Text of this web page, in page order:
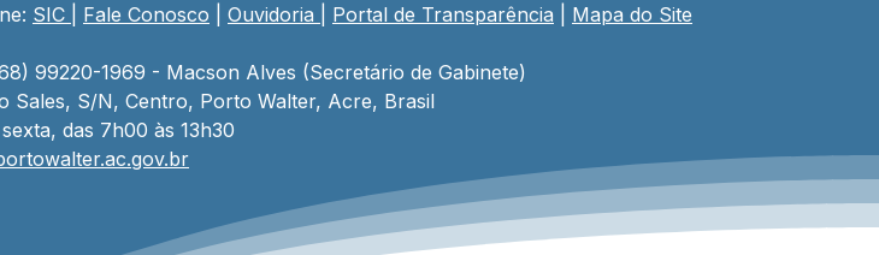
SIC Fale Conosco Ouvidoria Portal de Transparência Mapa do Site
99220-1969 - Macson Alves (Secretário de Gabinete)
Sales, S/N, Centro, Porto Walter, Acre, Brasil
das 7h00 às 13h30
.ac.gov.br